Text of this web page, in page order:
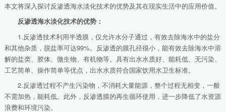
本文将深入探讨反渗透海水淡化技术的优势及其在现实生活中的应用价值。
反渗透海水淡化技术的优势：
1.反渗透技术利用半透膜，仅允许水分子通过，有效去除海水中的盐分
和其他杂质，脱盐率可达99%。反渗透的膜孔径很小，能有效去除海水中溶
解的盐类、胶体、微生物、有机物等。具有出水水质好、能耗低、无污染、
工艺简单、操作简单等优点，出水水质符合国家饮用水卫生标准。
2.反渗透过程不产生污染物，不消耗大量能源，整个过程无相变，一般
不需加热，能耗低。此外，反渗透膜的再生循环使用，进一步降低了水资源
浪费和环境污染。